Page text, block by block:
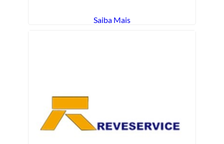
Saiba Mais